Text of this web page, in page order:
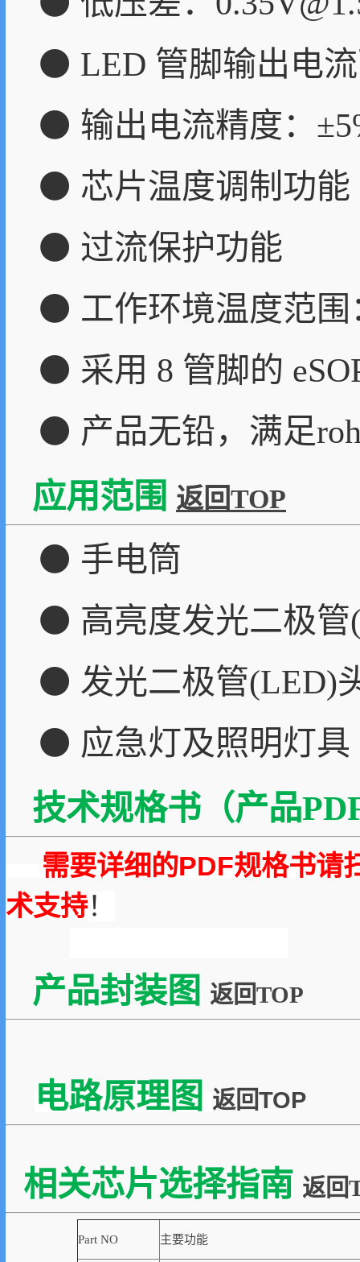
⚫ LED 管脚输出电
⚫ 输出电流精度：
⚫ 芯片温度调制功能
⚫ 过流保护功能
⚫ 工作环境温度范
⚫ 采用 8 管脚的
⚫ 产品无铅，满足
应用范围 返回TOP
⚫ 手电筒
⚫ 高亮度发光二极
⚫ 发光二极管(LED)
⚫ 应急灯及照明灯具
技术规格书（产品
需要详细的PDF规格书请
术支持！
产品封装图 返回TOP
电路原理图 返回TOP
相关芯片选择指南 返回
Part NO 主要功能